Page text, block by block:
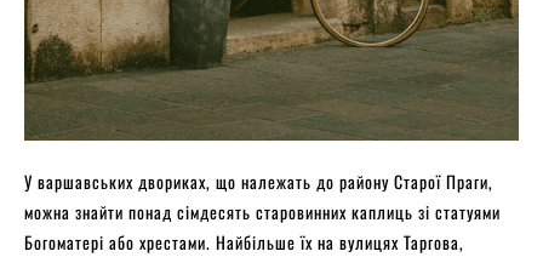
У варшавських двориках, що належать до району Старої Праги,
можна знайти понад сімдесять старовинних каплиць зі статуями
Богоматері або хрестами. Найбільше їх на вулицях Таргова,